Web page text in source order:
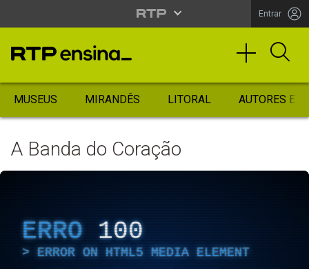
Entrar
MUSEUS MIRANDÊS LITORAL AUTORES
A Banda do Coração
ERRO 100
ERROR ON HTML5 MEDIA ELEMENT